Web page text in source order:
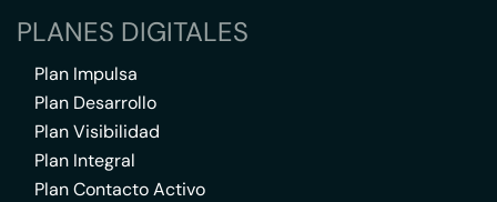
PLANES DIGITALES
Plan Impulsa
Plan Desarrollo
Plan Visibilidad
Plan Integral
Plan Contacto Activo